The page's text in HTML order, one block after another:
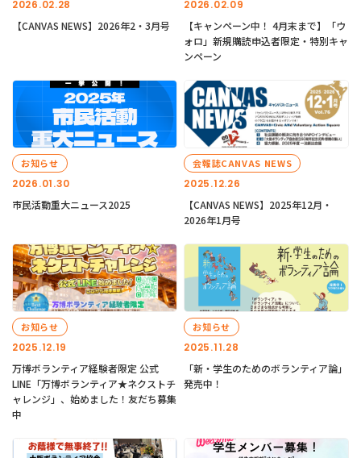
2026.02.28
【CANVAS NEWS】2026年2・3月号
2026.02.09
【キャンペーン中！ 4月末まで】「ウ
ォロ」新規購読申込者限定・特別キャ
ンペーン
2026.01.30
お知らせ
市民活動重大ニュース2025
2025.12.26
会報誌CANVAS NEWS
【CANVAS NEWS】2025年12月・
2026年1月号
2025.12.19
お知らせ
万博ボランティア経験者限定 公式
LINE「万博ボランティア★ネクストチ
ャレンジ」、始めました！友だち募集
中
2025.11.28
お知らせ
「新・学生のためのボランティア論」
発売中！